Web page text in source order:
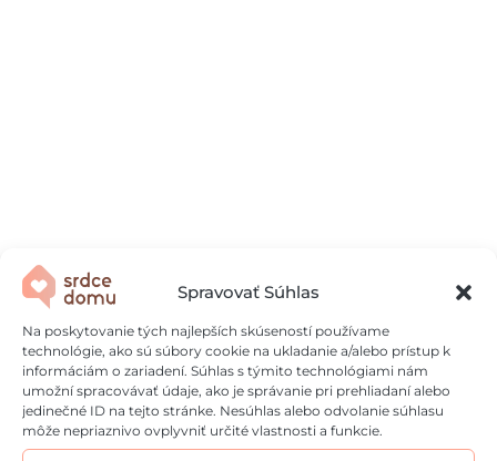
Spravovať Súhlas
Na poskytovanie tých najlepších skúseností používame
technológie, ako sú súbory cookie na ukladanie a/alebo prístup k
informáciám o zariadení. Súhlas s týmito technológiami nám
umožní spracovávať údaje, ako je správanie pri prehliadaní alebo
jedinečné ID na tejto stránke. Nesúhlas alebo odvolanie súhlasu
môže nepriaznivo ovplyvniť určité vlastnosti a funkcie.